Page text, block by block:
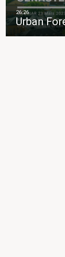
Urban